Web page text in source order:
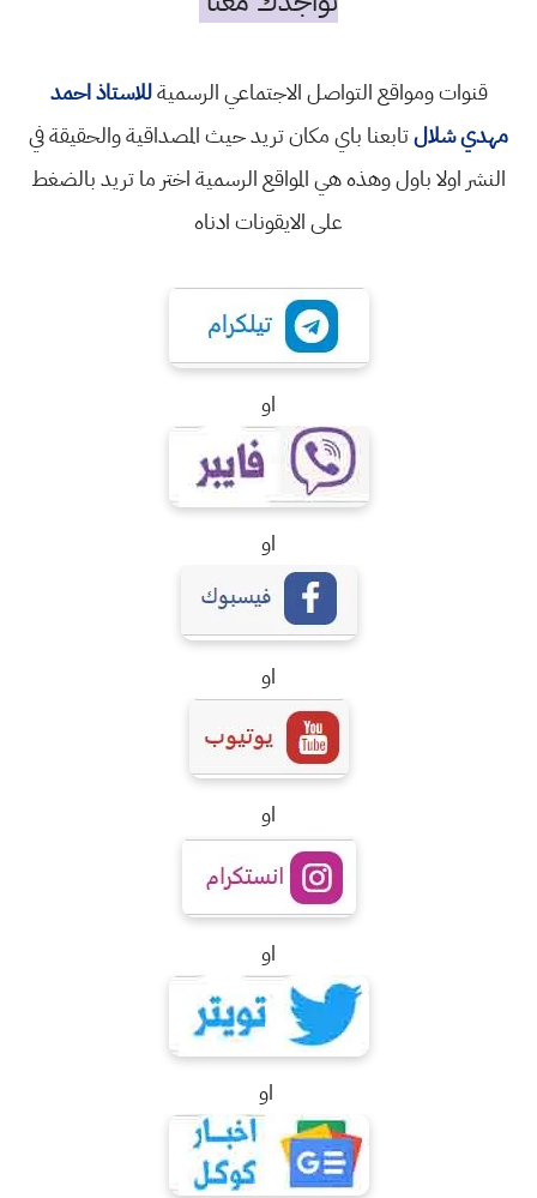
قنوات ومواقع التواصل الاجتماعي الرسميةللاستاذ احمد
مهدي شلالتابعنا باي مكان تريد حيث المصداقية والحقيقة في
النشر اولا باول وهذه هي المواقع الرسمية اختر ما تريد بالضغط
على الايقونات ادناه
او
او
او
او
او
او